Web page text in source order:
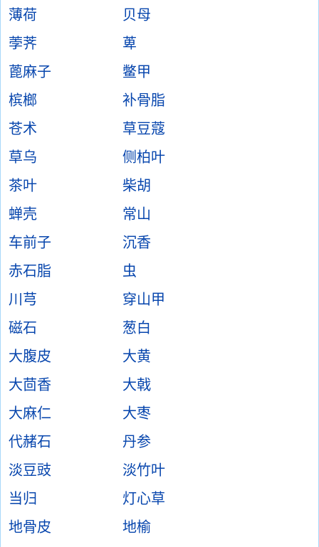
薄荷
贝母
荸荠
萆
蓖麻子
鳖甲
槟榔
补骨脂
苍术
草豆蔻
草乌
侧柏叶
茶叶
柴胡
蝉壳
常山
车前子
沉香
赤石脂
虫
川芎
穿山甲
磁石
葱白
大腹皮
大黄
大茴香
大戟
大麻仁
大枣
代赭石
丹参
淡豆豉
淡竹叶
当归
灯心草
地骨皮
地榆